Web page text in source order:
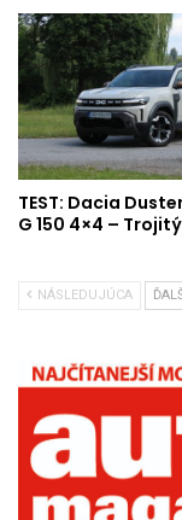
TEST: Dacia
G 150 4×4 –
NÁSLEDUJÚCA